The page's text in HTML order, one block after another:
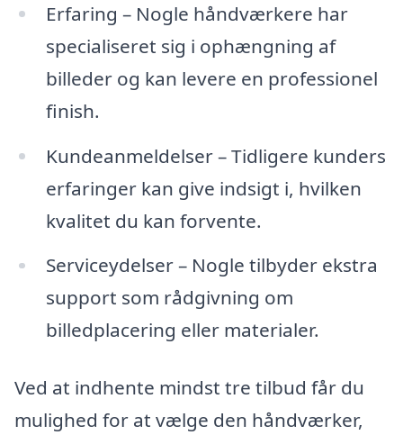
Erfaring – Nogle håndværkere har
specialiseret sig i ophængning af
billeder og kan levere en professionel
finish.
Kundeanmeldelser – Tidligere kunders
erfaringer kan give indsigt i, hvilken
kvalitet du kan forvente.
Serviceydelser – Nogle tilbyder ekstra
support som rådgivning om
billedplacering eller materialer.
Ved at indhente mindst tre tilbud får du
mulighed for at vælge den håndværker,